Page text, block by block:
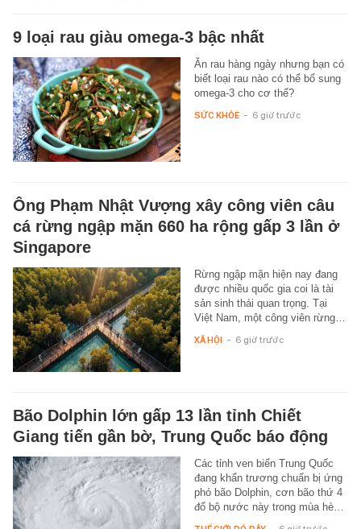
9 loại rau giàu omega-3 bậc nhất
Ăn rau hàng ngày nhưng bạn có
biết loại rau nào có thể bổ sung
omega-3 cho cơ thể?
SỨC KHỎE - 6 giờ trước
Ông Phạm Nhật Vượng xây công viên câu
cá rừng ngập mặn 660 ha rộng gấp 3 lần ở
Singapore
Rừng ngập mặn hiện nay đang
được nhiều quốc gia coi là tài
sản sinh thái quan trọng. Tại
Việt Nam, một công viên rừng…
XÃ HỘI - 6 giờ trước
Bão Dolphin lớn gấp 13 lần tỉnh Chiết
Giang tiến gần bờ, Trung Quốc báo động
Các tỉnh ven biển Trung Quốc
đang khẩn trương chuẩn bị ứng
phó bão Dolphin, cơn bão thứ 4
đổ bộ nước này trong mùa hè…